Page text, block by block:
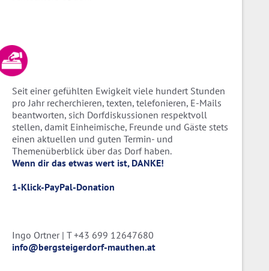
Seit einer gefühlten Ewigkeit viele hundert Stunden
pro Jahr recherchieren, texten, telefonieren, E-Mails
beantworten, sich Dorfdiskussionen respektvoll
stellen, damit Einheimische, Freunde und Gäste stets
einen aktuellen und guten Termin- und
Themenüberblick über das Dorf haben.
Wenn dir das etwas wert ist, DANKE!
1-Klick-PayPal-Donation
Ingo Ortner | T +43 699 12647680
info@bergsteigerdorf-mauthen.at